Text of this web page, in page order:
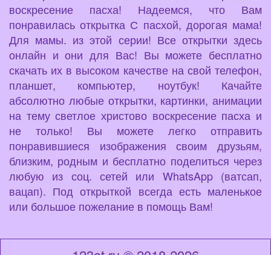
воскресение пасха! Надеемся, что Вам
понравилась открытка С пасхой, дорогая мама!
Для мамы. из этой серии! Все открытки здесь
онлайн и они для Вас! Вы можете бесплатно
скачать их в высоком качестве на свой телефон,
планшет, компьютер, ноутбук! Качайте
абсолютно любые открытки, картинки, анимации
на тему светлое христово воскресение пасха и
не только! Вы можете легко отправить
понравившиеся изображения своим друзьям,
близким, родным и бесплатно поделиться через
любую из соц. сетей или WhatsApp (ватсап,
вацап). Под открыткой всегда есть маленькое
или большое пожелание в помощь Вам!